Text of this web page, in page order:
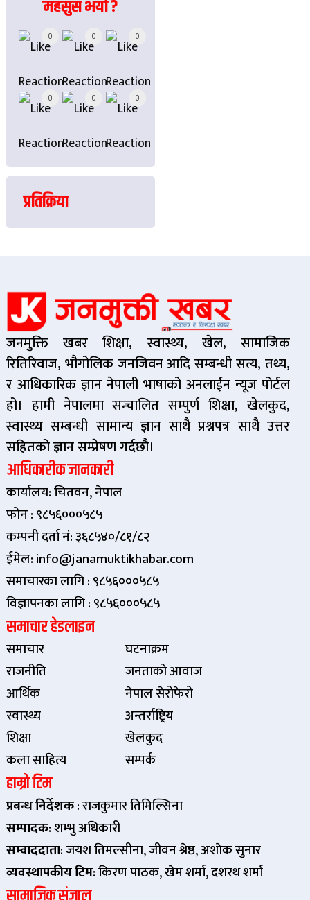
महसुस भयो ?
0 0 0
0 0 0
प्रतिक्रिया
जनमुक्ति खबर शिक्षा, स्वास्थ्य, खेल, सामाजिक
रितिरिवाज, भौगोलिक जनजिवन आदि सम्बन्धी सत्य, तथ्य,
र आधिकारिक ज्ञान नेपाली भाषाको अनलाईन न्यूज पोर्टल
हो। हामी नेपालमा सन्चालित सम्पुर्ण शिक्षा, खेलकुद,
स्वास्थ्य सम्बन्धी सामान्य ज्ञान साथै प्रश्नपत्र साथै उत्तर
सहितको ज्ञान सम्प्रेषण गर्दछौ।
आधिकारीक जानकारी
कार्यालय: चितवन, नेपाल
फोन : ९८५६०००५८५
कम्पनी दर्ता नं: ३६८५४०/८१/८२
ईमेल: info@janamuktikhabar.com
समाचारका लागि : ९८५६०००५८५
विज्ञापनका लागि : ९८५६०००५८५
समाचार हेडलाइन
समाचार
राजनीति
आर्थिक
स्वास्थ्य
शिक्षा
कला साहित्य
घटनाक्रम
जनताको आवाज
नेपाल सेरोफेरो
अन्तर्राष्ट्रिय
खेलकुद
सम्पर्क
हाम्रो टिम
प्रबन्ध निर्देशक: राजकुमार तिमिल्सिना
सम्पादक: शम्भु अधिकारी
सम्वाददाता: जयश तिमल्सीना, जीवन श्रेष्ठ, अशाेक सुनार
व्यवस्थापकीय टिम: किरण पाठक, खेम शर्मा, दशरथ शर्मा